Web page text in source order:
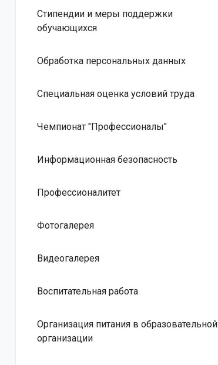
Стипендии и меры поддержки
обучающихся
Обработка персональных данных
Специальная оценка условий труда
Чемпионат "Профессионалы"
Информационная безопасность
Профессионалитет
Фотогалерея
Видеогалерея
Воспитательная работа
Организация питания в образовательной
организации